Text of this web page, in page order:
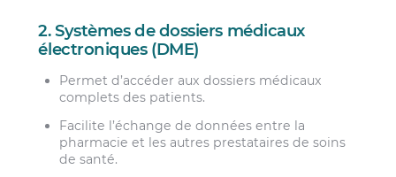
2. Systèmes de dossiers médicaux
électroniques (DME)
Permet d’accéder aux dossiers médicaux
complets des patients.
Facilite l’échange de données entre la
pharmacie et les autres prestataires de soins
de santé.